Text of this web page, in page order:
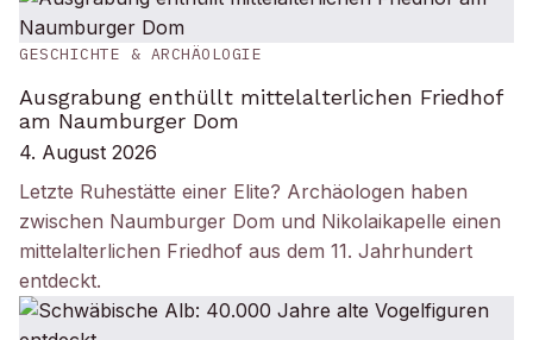
GESCHICHTE & ARCHÄOLOGIE
Ausgrabung enthüllt mittelalterlichen Friedhof
am Naumburger Dom
4. August 2026
Letzte Ruhestätte einer Elite? Archäologen haben
zwischen Naumburger Dom und Nikolaikapelle einen
mittelalterlichen Friedhof aus dem 11. Jahrhundert
entdeckt.